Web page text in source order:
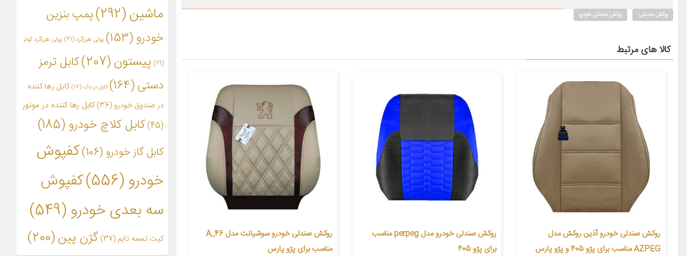
روکش صندلی روکش صندلی خودرو
کالا های مرتبط
روکش صندلی خودرو آذین روکش مدل
AZPEG مناسب برای پژو 405 و پژو پارس
روکش صندلی خودرو مدل perpeg مناسب
برای پژو 405
روکش صندلی خودرو سوشیانت مدل A_46
مناسب برای پژو پارس
ماشین(292)
پمپ بنزین
خودرو(153) پولی هرزگرد(21) پولی هرزگرد کولر
(21) پیستون (207)
کابل ترمز
دستی(164) کابل در باک (17)
کابل رها کننده
در صندوق خودرو (36)
کابل رها کننده در موتور
(45)
کابل کلاچ خودرو (185)
کابل گاز خودرو (106)
کفپوش
خودرو(556)
کفپوش
سه بعدی خودرو(549)
کیت تسمه تایم (37) گژن پین(200)